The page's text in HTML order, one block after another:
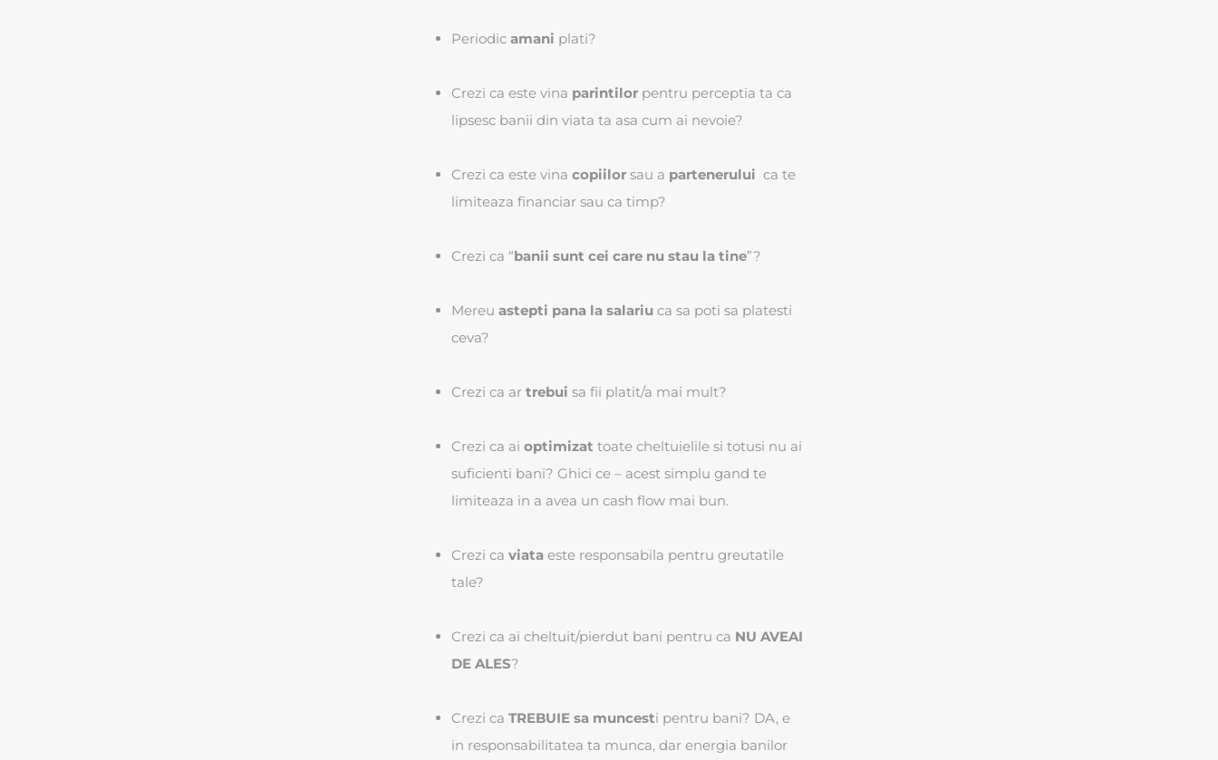
Periodic amani plati?
Crezi ca este vina parintilor pentru perceptia ta ca
lipsesc banii din viata ta asa cum ai nevoie?
Crezi ca este vina copiilor sau a partenerului ca te
limiteaza financiar sau ca timp?
Crezi ca “banii sunt cei care nu stau la tine”?
Mereu astepti pana la salariu ca sa poti sa platesti
ceva?
Crezi ca ar trebui sa fii platit/a mai mult?
Crezi ca ai optimizat toate cheltuielile si totusi nu ai
suficienti bani? Ghici ce – acest simplu gand te
limiteaza in a avea un cash flow mai bun.
Crezi ca viata este responsabila pentru greutatile
tale?
Crezi ca ai cheltuit/pierdut bani pentru ca NU AVEAI
DE ALES?
Crezi ca TREBUIE sa muncesti pentru bani? DA, e
in responsabilitatea ta munca, dar energia banilor